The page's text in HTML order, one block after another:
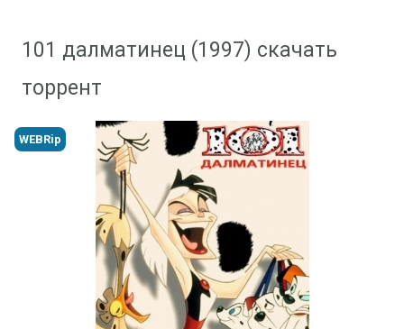
101 далматинец (1997) скачать
торрент
WEBRip